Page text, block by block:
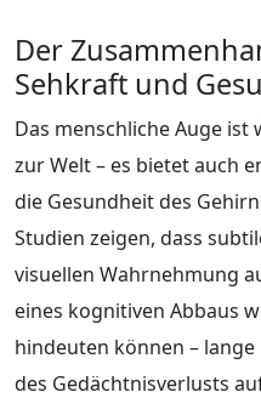
Der
Sehkraft und
Das menschliche Auge
zur Welt – es bietet auch
die Gesundheit des
Studien zeigen, dass
visuellen Wahrnehmung
eines kognitiven Abbaus
hindeuten können –
des Gedächtnisverlusts